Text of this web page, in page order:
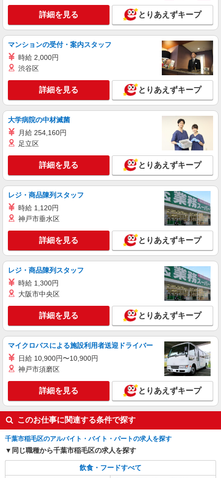
経験5年以上（副責任者経験等） …月給250,000円
以上 3.集団給食経験3年以上（病院・特養・保育
園等） …月給235,000円以上 4.集団給食未経験・
有資格者 …月給220,000円以上 試用期間：3か月
※給与変動なし
千葉県千葉市稲毛区宮野木町の小学校 （千葉
県千葉市稲毛区宮野木町）
キープ 詳細を見る
アルバイト パート
株式会社RAM リスペクト稲毛
時給1,150円〜 【各種手当】 ・正月手当：100
円 ・通勤手当 └上限500円/日 └ガソリン代10
円/km ・昇給：あり ※試用期間は40時間です。
（その間の条件に変更はありません。）
〒263-0031 千葉県千葉市稲毛区稲毛東5丁目15
－7 介護付有料老人ホーム「リスペクト稲毛」内
詳細を見る
詳細を見る とりあえずキープ
マンションの受付・案内スタッフ
時給 2,000円
渋谷区
詳細を見る とりあえずキープ
大学病院の中材滅菌
月給 254,160円
足立区
詳細を見る とりあえずキープ
レジ・商品陳列スタッフ
時給 1,120円
神戸市垂水区
詳細を見る とりあえずキープ
レジ・商品陳列スタッフ
時給 1,300円
大阪市中央区
詳細を見る とりあえずキープ
マイクロバスによる施設利用者送迎ドライバー
日給 10,900円〜10,900円
神戸市須磨区
詳細を見る とりあえずキープ
このお仕事に関連する条件で探す
千葉市稲毛区のアルバイト・バイト・パートの求人を探す
同じ職種から千葉市稲毛区の求人を探す
飲食・フードすべて